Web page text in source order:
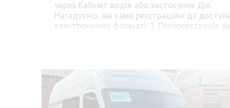
через Кабінет водія або застосунок Дія.
Нагадуємо, які саме реєстраційні дії
електронному форматі: 1. Перереєстрація
працює: Продавець та покупець формують
та договір купівлі-продажу в застосунку та
підписують їх за допомогою Дія.Підпису